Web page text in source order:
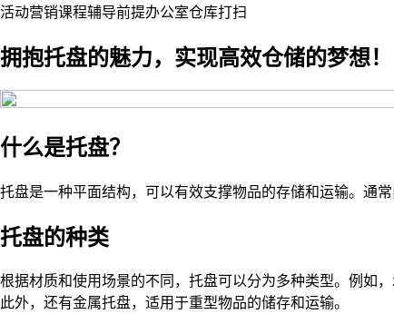
活动营销课程辅导前提办公室仓库打扫
拥抱托盘的魅力，实现高效仓储的梦想！
什么是托盘？
托盘是一种平面结构，可以有效支撑物品的存储和运输。通
托盘的种类
根据材质和使用场景的不同，托盘可以分为多种类型。例如
此外，还有金属托盘，适用于重型物品的储存和运输。